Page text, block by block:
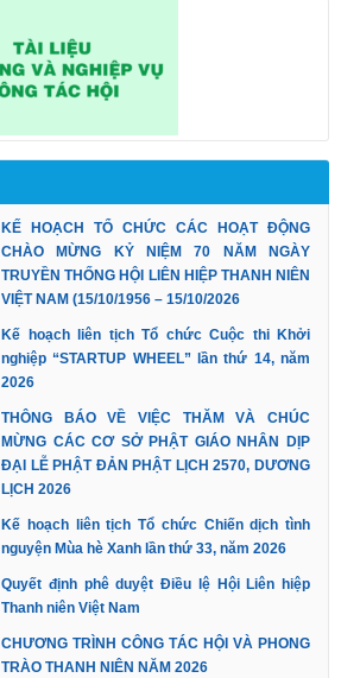
KẾ HOẠCH TỔ CHỨC CÁC HOẠT ĐỘNG
CHÀO MỪNG KỶ NIỆM 70 NĂM NGÀY
TRUYỀN THỐNG HỘI LIÊN HIỆP THANH NIÊN
VIỆT NAM (15/10/1956 – 15/10/2026
Kế hoạch liên tịch Tổ chức Cuộc thi Khởi
nghiệp “STARTUP WHEEL” lần thứ 14, năm
2026
THÔNG BÁO VỀ VIỆC THĂM VÀ CHÚC
MỪNG CÁC CƠ SỞ PHẬT GIÁO NHÂN DỊP
ĐẠI LỄ PHẬT ĐẢN PHẬT LỊCH 2570, DƯƠNG
LỊCH 2026
Kế hoạch liên tịch Tổ chức Chiến dịch tình
nguyện Mùa hè Xanh lần thứ 33, năm 2026
Quyết định phê duyệt Điều lệ Hội Liên hiệp
Thanh niên Việt Nam
CHƯƠNG TRÌNH CÔNG TÁC HỘI VÀ PHONG
TRÀO THANH NIÊN NĂM 2026